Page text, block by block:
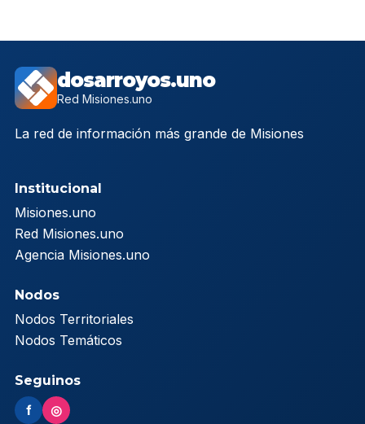
dosarroyos.uno
Red Misiones.uno
La red de información más grande de Misiones
Institucional
Misiones.uno
Red Misiones.uno
Agencia Misiones.uno
Nodos
Nodos Territoriales
Nodos Temáticos
Seguinos
f ◎